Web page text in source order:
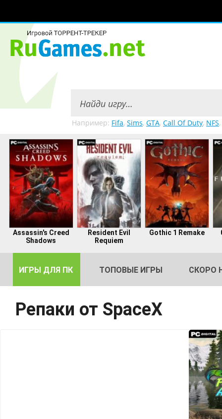
Например: Fifa, Sims, GTA, Call Of Duty, NFS,
Assassin's Creed
Shadows
Resident Evil
Requiem
Gothic 1 Remake
ИГРЫ ДЛЯ ПК ТОПОВЫЕ ИГРЫ СКОРО
Репаки от SpaceX